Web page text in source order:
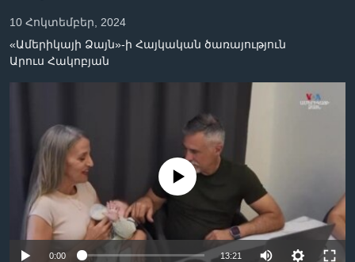
ՖԻԼՄԵՐ
IN ENGLISH
ՄԵՐ ՄԱՍԻՆ
ՄԵՐ ՄԱՍԻՆ
«ԱՄԵՐԻԿԱՅԻ ՁԱՅՆ»-Ի ԿԱՆՈՆԱԴՐՈՒԹՅՈՒՆ
ԿԱՊ ՄԵԶ ՀԵՏ
ՈՒԿՐԱԻՆԱԿԱՆ ՊԱՏԵՐԱԶՄ
ՀԵՏԵՒԵՔ ՄԵԶ
Լեզուներ
10 Հոկտեմբեր, 2024
«Ամերիկայի Ձայն»-ի Հայկական ծառայություն
Արուս Հակոբյան
No media source currently available
0:00 13:21